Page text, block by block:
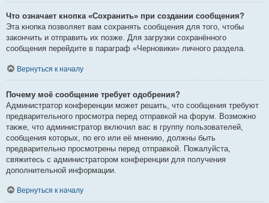
Что означает кнопка «Сохранить» при создании сообщения?
Эта кнопка позволяет вам сохранять сообщения для того, чтобы
закончить и отправить их позже. Для загрузки сохранённого
сообщения перейдите в параграф «Черновики» личного раздела.
Вернуться к началу
Почему моё сообщение требует одобрения?
Администратор конференции может решить, что сообщения требуют
предварительного просмотра перед отправкой на форум. Возможно
также, что администратор включил вас в группу пользователей,
сообщения которых, по его или её мнению, должны быть
предварительно просмотрены перед отправкой. Пожалуйста,
свяжитесь с администратором конференции для получения
дополнительной информации.
Вернуться к началу